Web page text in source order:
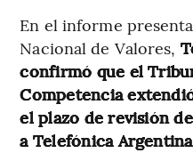
En el informe
Nacional de Valores,
confirmó que el
Competencia
el plazo de revisión
a Telefónica